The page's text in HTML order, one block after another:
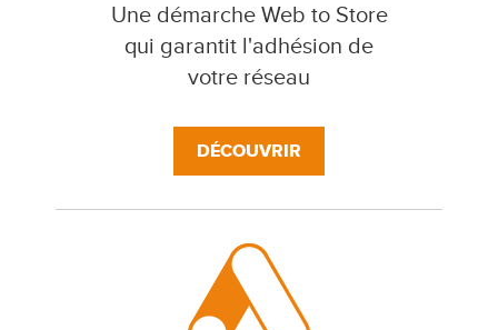
Une démarche Web to Store
qui garantit l'adhésion de
votre réseau
DÉCOUVRIR